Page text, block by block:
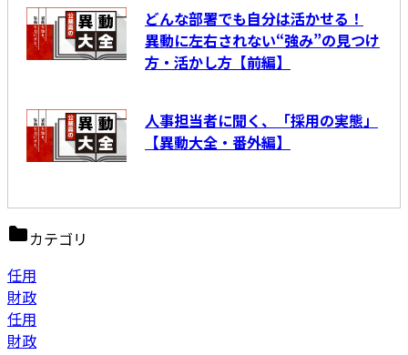
どんな部署でも自分は活かせる！
異動に左右されない“強み”の見つけ
方・活かし方【前編】
人事担当者に聞く、「採用の実態」
【異動大全・番外編】
カテゴリ
任用
財政
任用
財政